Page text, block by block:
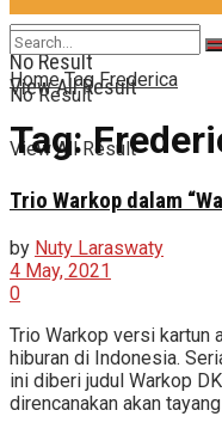
No Result
View All Result
No Result
View All Result
Home Tag Frederica
Tag:
Trio Warkop dalam
by Nuty Laraswaty
4 May, 2021
0
Trio Warkop versi kartun
hiburan di Indonesia.
ini diberi judul Warkop
direncanakan akan